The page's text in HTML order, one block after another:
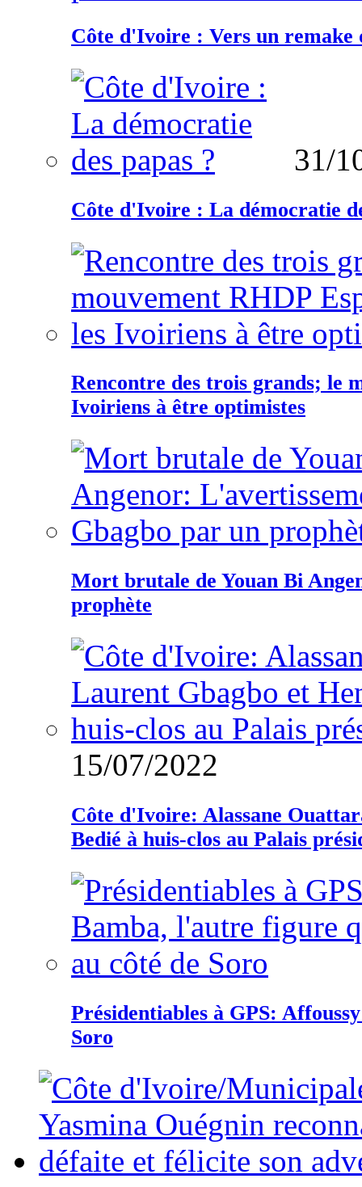
Côte d'Ivoire : Vers un remake
31/
Côte d'Ivoire : La démocratie
Rencontre des trois grands; le
Ivoiriens à être optimistes
Mort brutale de Youan Bi
prophète
15/07/2022
Côte d'Ivoire: Alassane
Bedié à huis-clos au Palais
Présidentiables à GPS:
Soro